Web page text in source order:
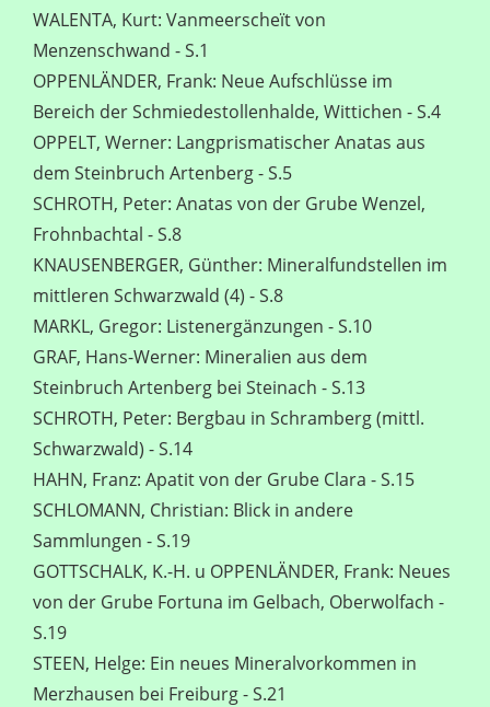
WALENTA, Kurt: Vanmeerscheït von
Menzenschwand - S.1
OPPENLÄNDER, Frank: Neue Aufschlüsse im
Bereich der Schmiedestollenhalde, Wittichen - S.4
OPPELT, Werner: Langprismatischer Anatas aus
dem Steinbruch Artenberg - S.5
SCHROTH, Peter: Anatas von der Grube Wenzel,
Frohnbachtal - S.8
KNAUSENBERGER, Günther: Mineralfundstellen im
mittleren Schwarzwald (4) - S.8
MARKL, Gregor: Listenergänzungen - S.10
GRAF, Hans-Werner: Mineralien aus dem
Steinbruch Artenberg bei Steinach - S.13
SCHROTH, Peter: Bergbau in Schramberg (mittl.
Schwarzwald) - S.14
HAHN, Franz: Apatit von der Grube Clara - S.15
SCHLOMANN, Christian: Blick in andere
Sammlungen - S.19
GOTTSCHALK, K.-H. u OPPENLÄNDER, Frank: Neues
von der Grube Fortuna im Gelbach, Oberwolfach -
S.19
STEEN, Helge: Ein neues Mineralvorkommen in
Merzhausen bei Freiburg - S.21